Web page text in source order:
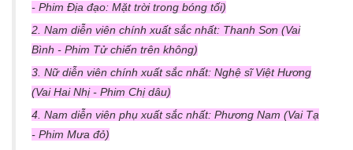
- Phim Địa đạo: Mặt trời trong bóng tối)
2. Nam diễn viên chính xuất sắc nhất: Thanh Sơn (Vai
Bình - Phim Tử chiến trên không)
3. Nữ diễn viên chính xuất sắc nhất: Nghệ sĩ Việt Hương
(Vai Hai Nhị - Phim Chị dâu)
4. Nam diễn viên phụ xuất sắc nhất: Phương Nam (Vai Tạ
- Phim Mưa đỏ)